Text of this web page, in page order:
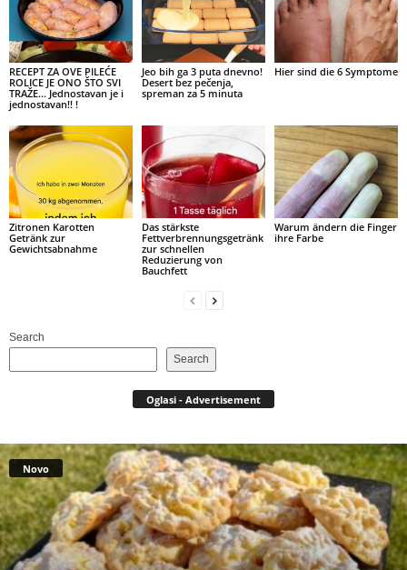
RECEPT ZA OVE PILEĆE
ROLICE JE ONO ŠTO SVI
TRAŽE… Jednostavan je i
jednostavan!! !
Jeo bih ga 3 puta dnevno!
Desert bez pečenja,
spreman za 5 minuta
Hier sind die 6 Symptome
Zitronen Karotten
Getränk zur
Gewichtsabnahme
Das stärkste
Fettverbrennungsgetränk
zur schnellen
Reduzierung von
Bauchfett
Warum ändern die Finger
ihre Farbe
Search
Search
Oglasi - Advertisement
Novo